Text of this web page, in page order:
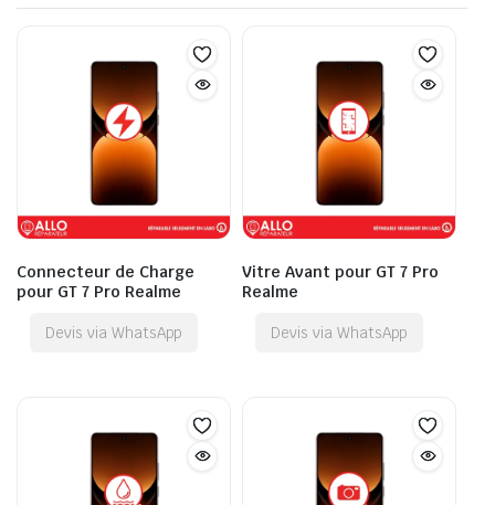
Connecteur de Charge
pour GT 7 Pro Realme
Devis via WhatsApp
Vitre Avant pour GT 7 Pro
Realme
Devis via WhatsApp